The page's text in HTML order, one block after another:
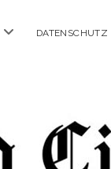
Menü
DATENSCHUTZ